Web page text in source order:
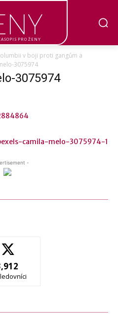
PRO ŽENY
v boji proti gangům a
3075974
3075974
-